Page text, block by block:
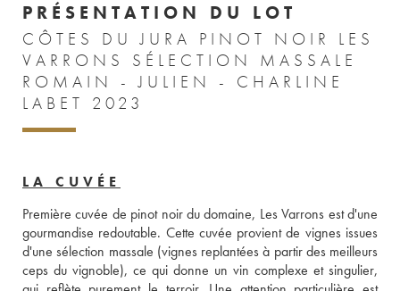
PRÉSENTATION DU LOT
CÔTES DU JURA PINOT NOIR LES
VARRONS SÉLECTION MASSALE
ROMAIN - JULIEN - CHARLINE
LABET 2023
LA CUVÉE
Première cuvée de pinot noir du domaine, Les Varrons est d'une
gourmandise redoutable. Cette cuvée provient de vignes issues
d'une sélection massale (vignes replantées à partir des meilleurs
ceps du vignoble), ce qui donne un vin complexe et singulier,